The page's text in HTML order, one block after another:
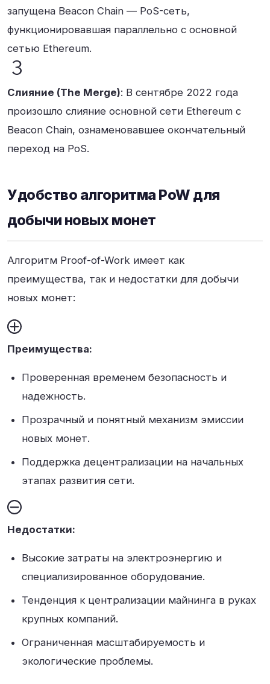
запущена Beacon Chain — PoS-сеть,
функционировавшая параллельно с основной
сетью Ethereum.
Слияние (The Merge): В сентябре 2022 года
произошло слияние основной сети Ethereum с
Beacon Chain, ознаменовавшее окончательный
переход на PoS.
Удобство алгоритма PoW для
добычи новых монет
Алгоритм Proof-of-Work имеет как
преимущества, так и недостатки для добычи
новых монет:
Преимущества:
Проверенная временем безопасность и
надежность.
Прозрачный и понятный механизм эмиссии
новых монет.
Поддержка децентрализации на начальных
этапах развития сети.
Недостатки:
Высокие затраты на электроэнергию и
специализированное оборудование.
Тенденция к централизации майнинга в руках
крупных компаний.
Ограниченная масштабируемость и
экологические проблемы.